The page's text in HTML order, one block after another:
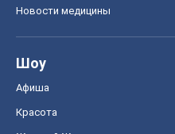
Новости медицины
Шоу
Афиша
Красота